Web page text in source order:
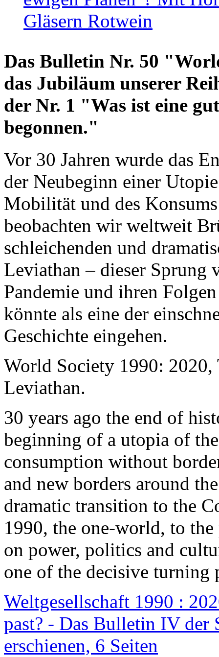
Gläsern Rotwein
Das Bulletin Nr. 50
das Jubiläum unserer
der Nr. 1 "Was ist eine
begonnen."
Vor 30 Jahren wurde das
der Neubeginn einer
Mobilität und des
beobachten wir weltweit
schleichenden und
Leviathan – dieser Sprung
Pandemie und ihren
könnte als eine der
Geschichte eingehen.
World Society 1990: 2020,
Leviathan.
30 years ago the end of
beginning of a utopia of
consumption without
and new borders around
dramatic transition to the
1990, the one-world, to the
on power, politics and
one of the decisive turning
Weltgesellschaft 1990 :
past? - Das Bulletin IV der
erschienen, 6 Seiten